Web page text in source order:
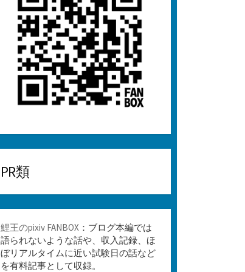
PR類
鯉王のpixiv FANBOX ：ブログ本編では
語られないような話や、収入記録、ほ
ぼリアルタイムに近い試験日の話など
を有料記事として収録。